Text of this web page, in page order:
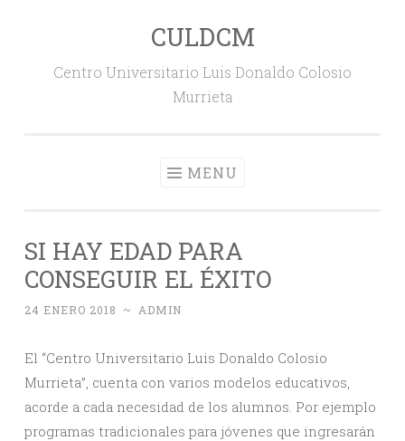
CULDCM
Centro Universitario Luis Donaldo Colosio
Murrieta
MENU
SI HAY EDAD PARA
CONSEGUIR EL ÉXITO
24 ENERO 2018 ~ ADMIN
El “Centro Universitario Luis Donaldo Colosio
Murrieta”, cuenta con varios modelos educativos,
acorde a cada necesidad de los alumnos. Por ejemplo
programas tradicionales para jóvenes que ingresarán